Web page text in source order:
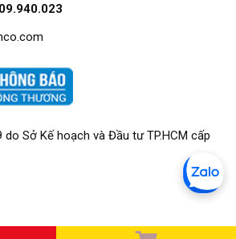
do Sở Kế hoạch và Đầu tư TP.HCM cấp